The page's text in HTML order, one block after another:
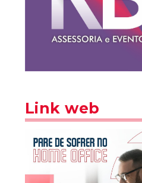
Link web